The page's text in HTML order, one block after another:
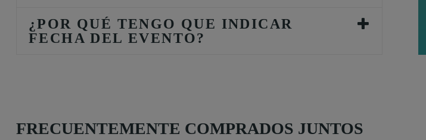
¿POR QUÉ TENGO QUE INDICAR
FECHA DEL EVENTO?
FRECUENTEMENTE COMPRADOS JUNTOS